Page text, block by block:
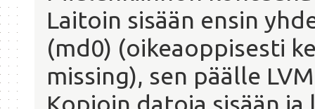
Laitoin sisään ensin
(md0) (oikeaoppisesti
missing), sen päälle
Kopioin datoja sisään